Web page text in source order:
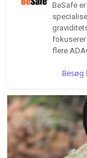
BeSafe
flere
Besøg